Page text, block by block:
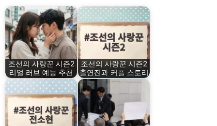
조선의 사랑꾼 시즌2
리얼 러브 예능 추천
조선의 사랑꾼 시즌2
출연진과 커플 스토리